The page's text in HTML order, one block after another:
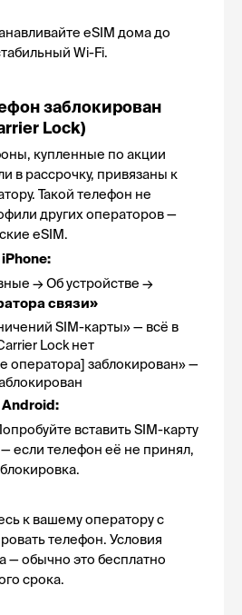
eSIM дома до
Wi-Fi.
заблокирован
Lock)
купленные по акции
в рассрочку, привязаны к
Такой телефон не
других операторов —
eSIM.
связи»
SIM-карты» — всё в
Lock нет
оператора] заблокирован» —
Android:
вставить SIM-карту
если телефон её не принял,
к вашему оператору с
телефон. Условия
— обычно это бесплатно
срока.